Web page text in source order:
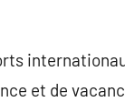
et de